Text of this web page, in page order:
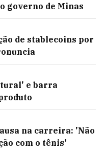
governo de Minas
de stablecoins por
e barra
na carreira: 'Não
com o tênis'